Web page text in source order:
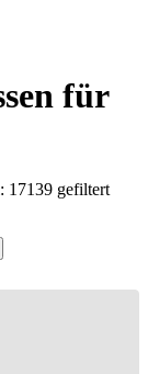
für
17139 gefiltert